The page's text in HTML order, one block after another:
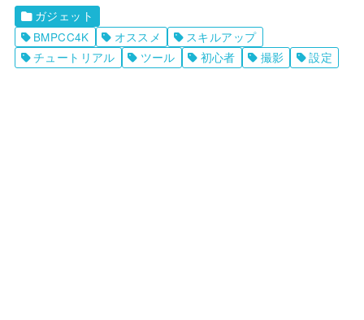
ガジェット
BMPCC4K
オススメ
スキルアップ
チュートリアル
ツール 初心者 撮影 設定